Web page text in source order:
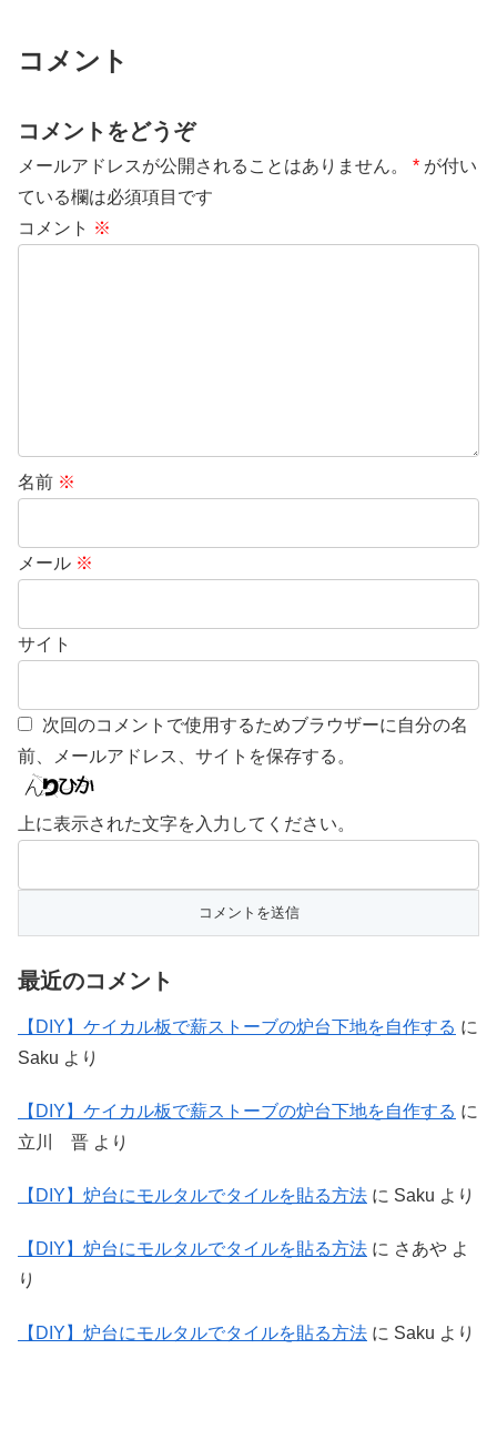
コメント
コメントをどうぞ
メールアドレスが公開されることはありません。 * が付い
ている欄は必須項目です
コメント ※
名前 ※
メール ※
サイト
次回のコメントで使用するためブラウザーに自分の名
前、メールアドレス、サイトを保存する。
上に表示された文字を入力してください。
最近のコメント
【DIY】ケイカル板で薪ストーブの炉台下地を自作する に
Saku より
【DIY】ケイカル板で薪ストーブの炉台下地を自作する に
立川 晋 より
【DIY】炉台にモルタルでタイルを貼る方法 に Saku より
【DIY】炉台にモルタルでタイルを貼る方法 に さあや よ
り
【DIY】炉台にモルタルでタイルを貼る方法 に Saku より